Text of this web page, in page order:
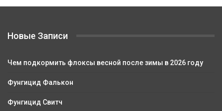
Новые Записи
Чем подкормить флоксы весной после зимы в 2026 году
Фунгицид Фалькон
Фунгицид Свитч